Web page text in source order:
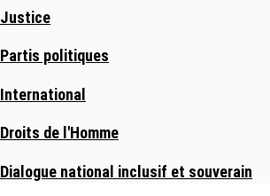
Justice
Partis politiques
International
Droits de l'Homme
Dialogue national inclusif et souverain